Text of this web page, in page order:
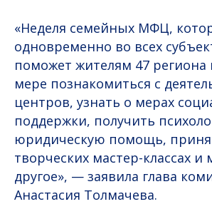
«Неделя семейных МФЦ,
одновременно во всех
поможет жителям 47 региона
мере познакомиться с
центров, узнать о мерах
поддержки, получить
юридическую помощь,
творческих мастер-классах и
другое», — заявила глава
Анастасия Толмачева.